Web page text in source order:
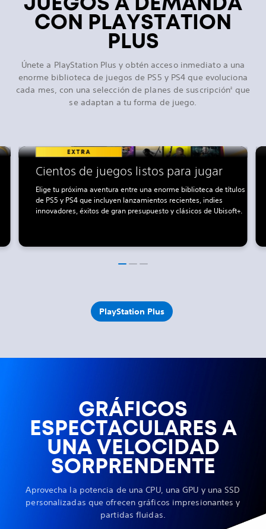
CON PLAYSTATION
PLUS
Únete a PlayStation Plus y obtén acceso inmediato a una
enorme biblioteca de juegos de PS5 y PS4 que evoluciona
cada mes, con una selección de planes de suscripción2
que
se adaptan a tu forma de juego.
Cientos de juegos listos para jugar
Elige tu próxima aventura entre una enorme biblioteca de títulos
de PS5 y PS4 que incluyen lanzamientos recientes, indies
innovadores, éxitos de gran presupuesto y clásicos de Ubisoft+.
PlayStation Plus
GRÁFICOS
ESPECTACULARES A
UNA VELOCIDAD
SORPRENDENTE
Aprovecha la potencia de una CPU, una GPU y una SSD
personalizadas que ofrecen gráficos impresionantes y
partidas fluidas.